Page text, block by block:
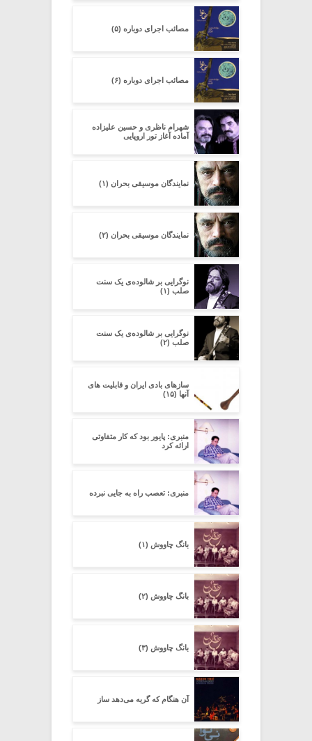
مصائب اجرای دوباره (۵)
مصائب اجرای دوباره (۶)
شهرام ناظری و حسین علیزاده
آماده آغاز تور اروپایی
نمایندگان موسیقی بحران (۱)
نمایندگان موسیقی بحران (۲)
نوگرایی بر شالوده‌ی یک سنت
صلب (۱)
نوگرایی بر شالوده‌ی یک سنت
صلب (۲)
سازهای بادی ایران و قابلیت های
آنها (۱۵)
منبری: پایور بود که کار متفاوتی
ارائه کرد
منبری: تعصب راه به جایی نبرده
بانگ چاووش (۱)
بانگ چاووش (۲)
بانگ چاووش (۳)
آن هنگام که گریه می‌دهد ساز